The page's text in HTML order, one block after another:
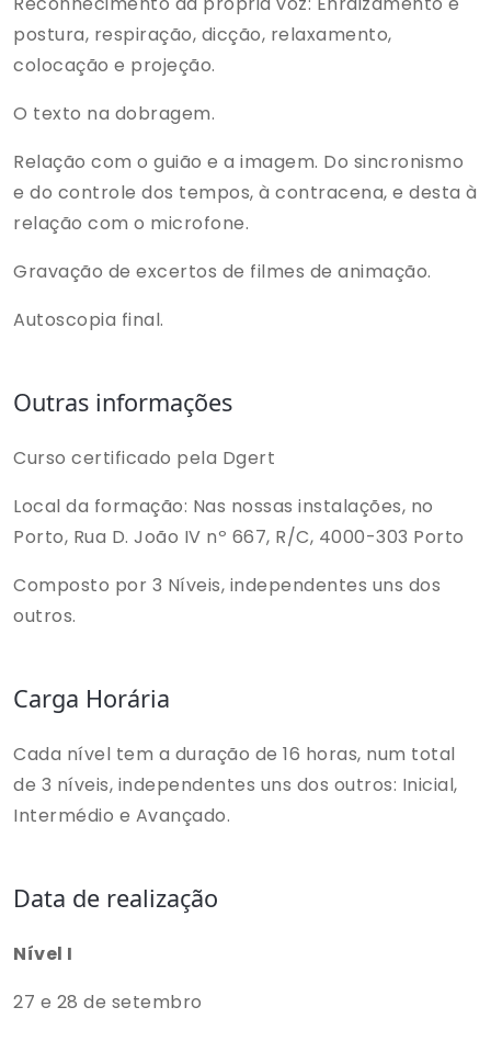
postura, respiração, dicção, relaxamento,
colocação e projeção.
O texto na dobragem.
Relação com o guião e a imagem. Do sincronismo
e do controle dos tempos, à contracena, e desta à
relação com o microfone.
Gravação de excertos de filmes de animação.
Autoscopia final.
Outras informações
Curso certificado pela Dgert
Local da formação: Nas nossas instalações, no
Porto, Rua D. João IV nº 667, R/C, 4000-303 Porto
Composto por 3 Níveis, independentes uns dos
outros.
Carga Horária
Cada nível tem a duração de 16 horas, num total
de 3 níveis, independentes uns dos outros: Inicial,
Intermédio e Avançado.
Data de realização
Nível I
27 e 28 de setembro